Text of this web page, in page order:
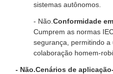
sistemas autônomos.
- Não. Conformidade
Cumprem as normas
segurança, permitindo
colaboração homem-
- Não.Cenários de aplicação